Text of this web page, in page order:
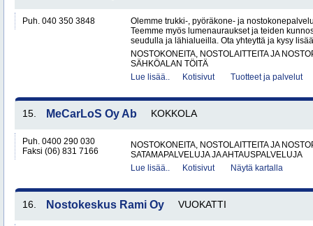
Puh. 040 350 3848
Olemme trukki-, pyöräkone- ja
Teemme myös lumenauraukset ja teiden
seudulla ja lähialueilla. Ota yhteyttä ja kysy
NOSTOKONEITA, NOSTOLAITTEITA JA
SÄHKÖALAN TÖITÄ
Lue lisää..
Kotisivut Tuotteet ja palvelut
15. MeCarLoS Oy Ab KOKKOLA
Puh. 0400 290 030
Faksi (06) 831 7166
NOSTOKONEITA, NOSTOLAITTEITA JA
SATAMAPALVELUJA JA AHTAUSPALVELUJA
Lue lisää..
Kotisivut Näytä kartalla
16. Nostokeskus Rami Oy VUOKATTI